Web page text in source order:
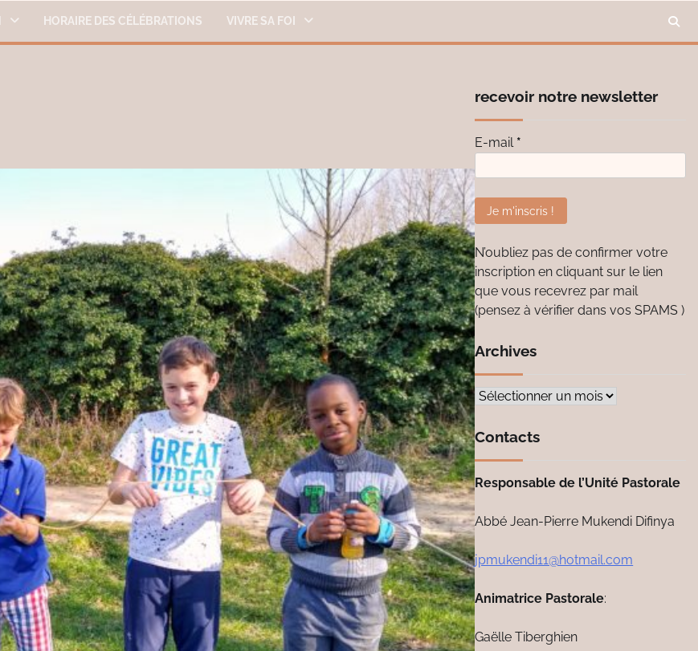
HORAIRE DES CÉLÉBRATIONS VIVRE SA FOI
recevoir notre newsletter
E-mail *
N’oubliez pas de confirmer votre
inscription en cliquant sur le lien
que vous recevrez par mail
(pensez à vérifier dans vos SPAMS )
Archives
Archives
Contacts
Responsable de l’Unité Pastorale
Abbé Jean-Pierre Mukendi Difinya
jpmukendi11@hotmail.com
Animatrice Pastorale:
Gaëlle Tiberghien